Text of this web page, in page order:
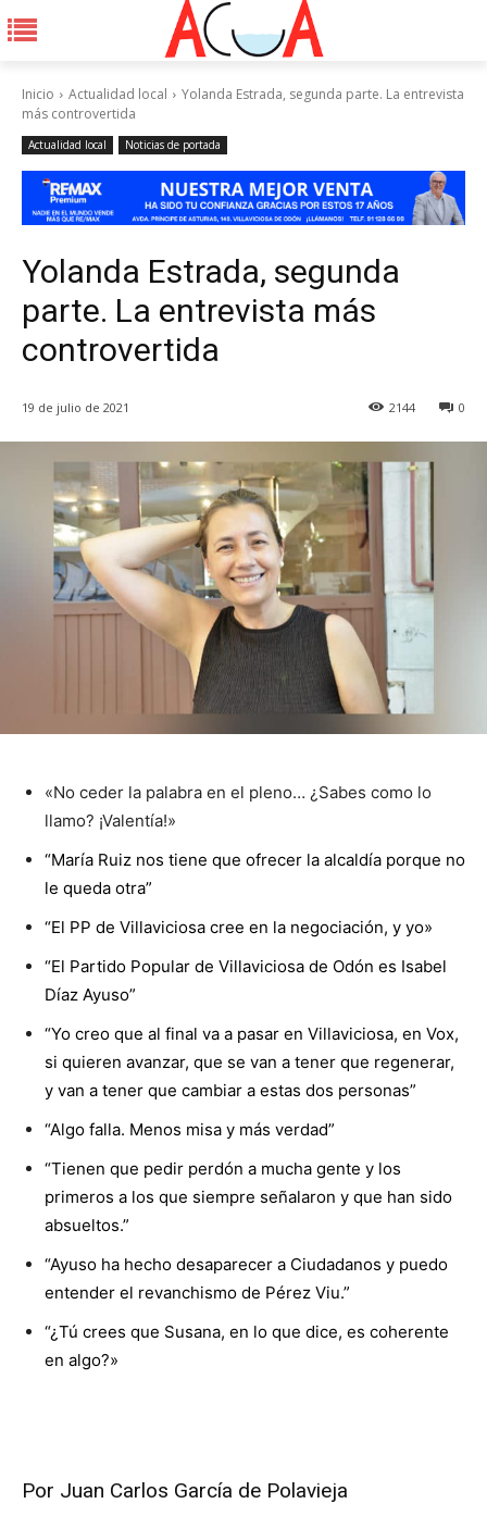
Inicio Actualidad local
Yolanda Estrada, segunda parte. La entrevista
más controvertida
Actualidad local Noticias de portada
Yolanda Estrada, segunda
parte. La entrevista más
controvertida
19 de julio de 2021 0
2144
«No ceder la palabra en el pleno… ¿Sabes como lo
llamo? ¡Valentía!»
“María Ruiz nos tiene que ofrecer la alcaldía porque no
le queda otra”
“El PP de Villaviciosa cree en la negociación, y yo»
“El Partido Popular de Villaviciosa de Odón es Isabel
Díaz Ayuso”
“Yo creo que al final va a pasar en Villaviciosa, en Vox,
si quieren avanzar, que se van a tener que regenerar,
y van a tener que cambiar a estas dos personas”
“Algo falla. Menos misa y más verdad”
“Tienen que pedir perdón a mucha gente y los
primeros a los que siempre señalaron y que han sido
absueltos.”
“Ayuso ha hecho desaparecer a Ciudadanos y puedo
entender el revanchismo de Pérez Viu.”
“¿Tú crees que Susana, en lo que dice, es coherente
en algo?»
Por Juan Carlos García de Polavieja